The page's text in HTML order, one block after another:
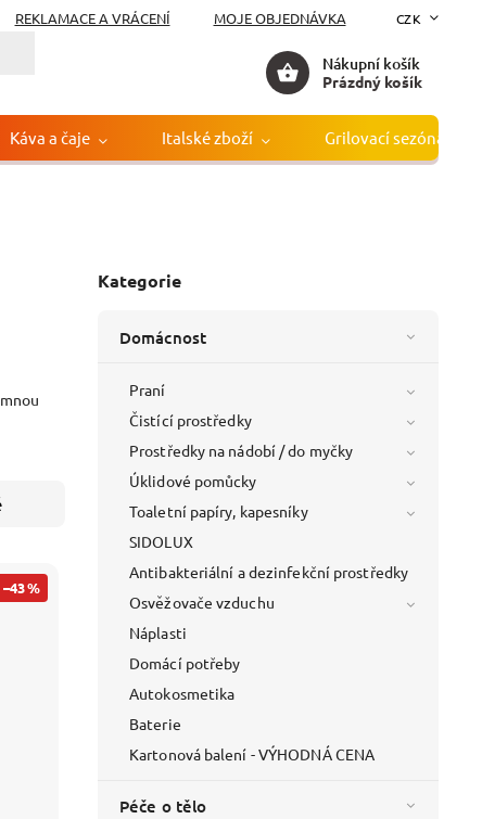
REKLAMACE A VRÁCENÍ MOJE OBJEDNÁVKA CZK
Nákupní košík
Prázdný košík
Káva a čaje Italské zboží Grilovací sezóna
Kategorie
Domácnost
Praní
Čistící prostředky
Prostředky na nádobí / do myčky
Úklidové pomůcky
Toaletní papíry, kapesníky
SIDOLUX
Antibakteriální a dezinfekční prostředky
Osvěžovače vzduchu
Náplasti
Domácí potřeby
Autokosmetika
Baterie
Kartonová balení - VÝHODNÁ CENA
Péče o tělo
–43 %